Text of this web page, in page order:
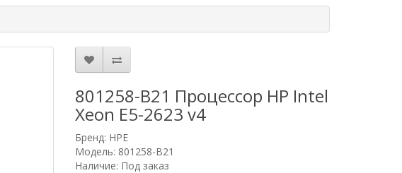
801258-B21 Процессор HP Intel
Xeon E5-2623 v4
Бренд: HPE
Модель: 801258-B21
Наличие: Под заказ